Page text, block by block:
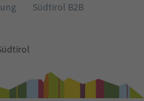
Südtirol B2B